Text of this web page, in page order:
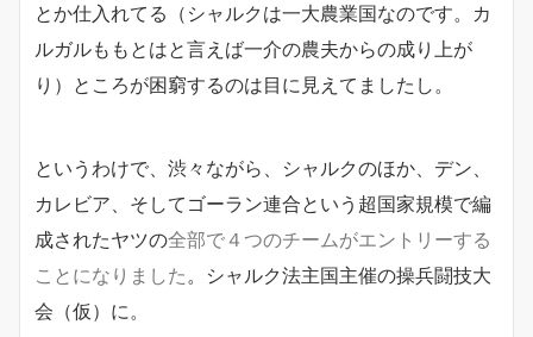
とか仕入れてる（シャルクは一大農業国なのです。カ
ルガルももとはと言えば一介の農夫からの成り上が
り）ところが困窮するのは目に見えてましたし。
というわけで、渋々ながら、シャルクのほか、デン、
カレビア、そしてゴーラン連合という超国家規模で編
成されたヤツの全部で４つのチームがエントリーする
ことになりました。シャルク法主国主催の操兵闘技大
会（仮）に。